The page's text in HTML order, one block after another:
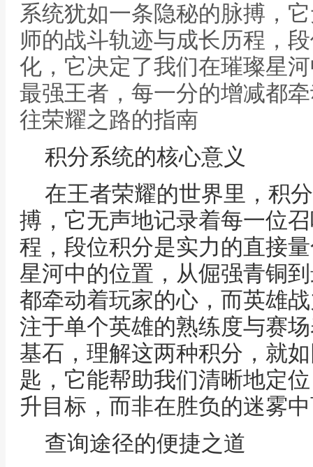
系统犹如一条隐秘的脉搏，
师的战斗轨迹与成长历程，
化，它决定了我们在璀璨星
最强王者，每一分的增减都
往荣耀之路的指南
积分系统的核心意义
在王者荣耀的世界里，积
搏，它无声地记录着每一位
程，段位积分是实力的直接
星河中的位置，从倔强青铜
都牵动着玩家的心，而英雄
注于单个英雄的熟练度与赛
基石，理解这两种积分，就
匙，它能帮助我们清晰地定
升目标，而非在胜负的迷雾
查询途径的便捷之道